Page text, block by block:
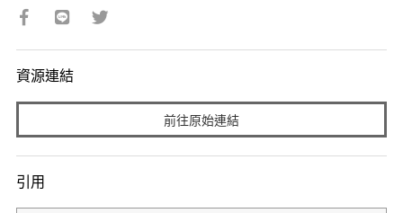
資源連結
前往原始連結
引用